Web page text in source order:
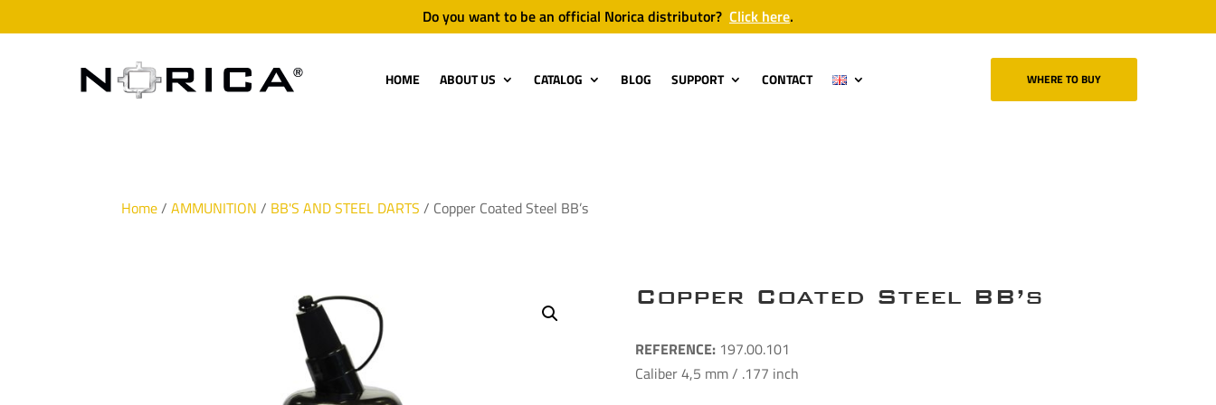
Do you want to be an official Norica distributor? Click here.
HOME ABOUT US CATALOG BLOG SUPPORT CONTACT WHERE TO BUY
Home/AMMUNITION / BB'S AND STEEL DARTS / Copper Coated Steel BB’s
Copper Coated Steel BB’s
REFERENCE:197.00.101
Caliber 4,5 mm / .177 inch